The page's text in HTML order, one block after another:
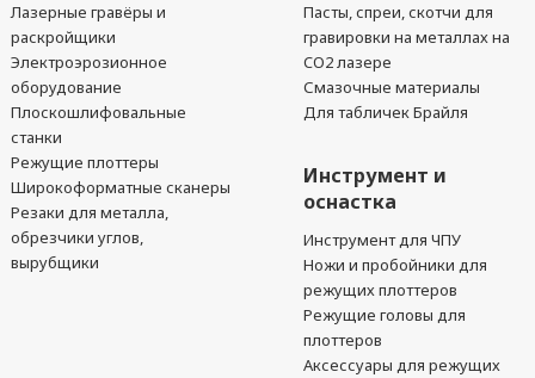
Лазерные гравёры и
раскройщики
Электроэрозионное
оборудование
Плоскошлифовальные
станки
Режущие плоттеры
Широкоформатные сканеры
Резаки для металла,
обрезчики углов,
вырубщики
Пасты, спреи, скотчи для
гравировки на металлах на
CO2 лазере
Смазочные материалы
Для табличек Брайля
Инструмент и
оснастка
Инструмент для ЧПУ
Ножи и пробойники для
режущих плоттеров
Режущие головы для
плоттеров
Аксессуары для режущих